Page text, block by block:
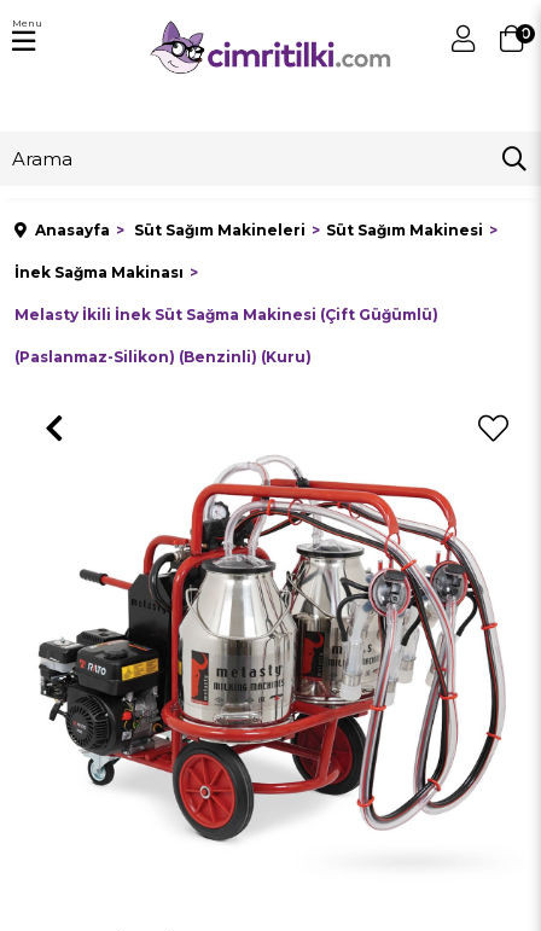
0
Menu
Anasayfa Süt Sağım Makineleri Süt Sağım Makinesi
İnek Sağma Makinası
Melasty İkili İnek Süt Sağma Makinesi (Çift Güğümlü)
(Paslanmaz-Silikon) (Benzinli) (Kuru)